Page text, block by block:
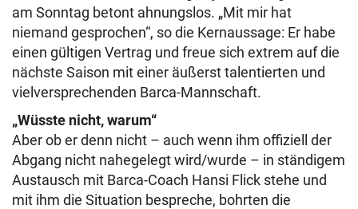
am Sonntag betont ahnungslos. „Mit mir hat
niemand gesprochen“, so die Kernaussage: Er habe
einen gültigen Vertrag und freue sich extrem auf die
nächste Saison mit einer äußerst talentierten und
vielversprechenden Barca-Mannschaft.
„Wüsste nicht, warum“
Aber ob er denn nicht – auch wenn ihm offiziell der
Abgang nicht nahegelegt wird/wurde – in ständigem
Austausch mit Barca-Coach Hansi Flick stehe und
mit ihm die Situation bespreche, bohrten die